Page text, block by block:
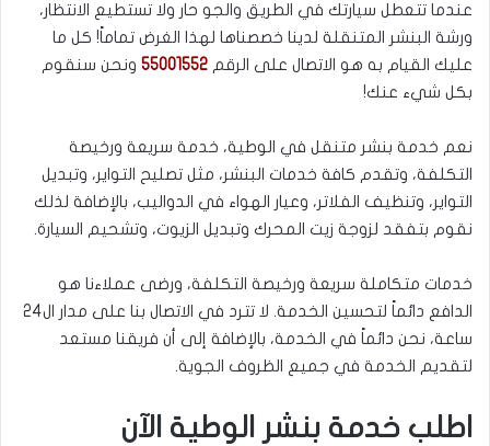
عندما تتعطل سيارتك في الطريق والجو حار ولا تستطيع الانتظار،
ورشة البنشر المتنقلة لدينا خصصناها لهذا الغرض تماماً! كل ما
عليك القيام به هو الاتصال على الرقم 55001552 ونحن سنقوم
بكل شيء عنك!
نعم خدمة بنشر متنقل في الوطية، خدمة سريعة ورخيصة
التكلفة، وتقدم كافة خدمات البنشر، مثل تصليح التواير، وتبديل
التواير، وتنظيف الفلاتر، وعيار الهواء في الدواليب، بالإضافة لذلك
نقوم بتفقد لزوجة زيت المحرك وتبديل الزيوت، وتشحيم السيارة.
خدمات متكاملة سريعة ورخيصة التكلفة، ورضى عملاءنا هو
الدافع دائماً لتحسين الخدمة. لا تترد في الاتصال بنا على مدار ال24
ساعة، نحن دائماً في الخدمة، بالإضافة إلى أن فريقنا مستعد
لتقديم الخدمة في جميع الظروف الجوية.
اطلب خدمة بنشر الوطية الآن